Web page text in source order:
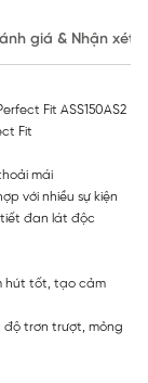
giá & Nhận xét
Fit ASS150AS2
Fit
mái
với nhiều sự kiện
tiết đan lát độc
hút tốt, tạo cảm
độ trơn trượt, mỏng